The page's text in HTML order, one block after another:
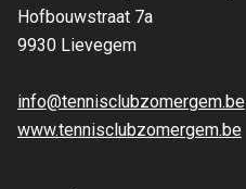
Hofbouwstraat 7a
9930 Lievegem
info@tennisclubzomergem.be
www.tennisclubzomergem.be